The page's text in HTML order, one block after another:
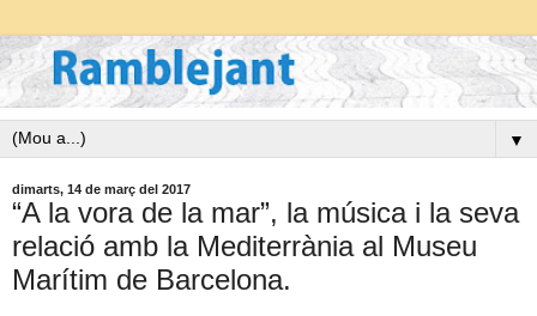
▼
dimarts, 14 de març del 2017
“A la vora de la mar”, la música i la seva
relació amb la Mediterrània al Museu
Marítim de Barcelona.